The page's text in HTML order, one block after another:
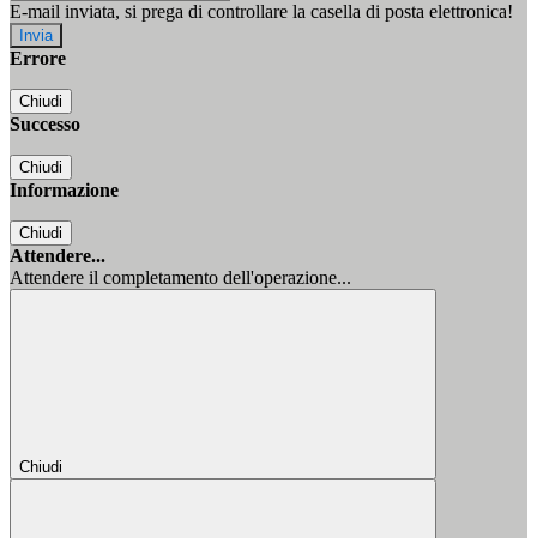
E-mail inviata, si prega di controllare la casella di posta elettronica!
Errore
Chiudi
Successo
Chiudi
Informazione
Chiudi
Attendere...
Attendere il completamento dell'operazione...
Chiudi